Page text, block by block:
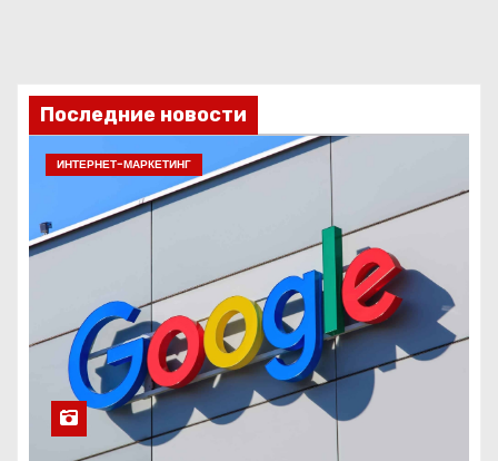
Последние новости
ИНТЕРНЕТ-МАРКЕТИНГ